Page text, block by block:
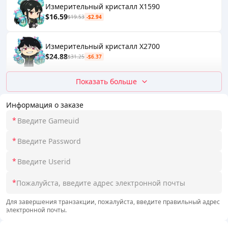
Информация о заказе
*
*
*
*
Для завершения транзакции, пожалуйста, введите правильный адрес
электронной почты.
Измерительный кристалл X1590
$16.59$19.53 -$2.94
Измерительный кристалл X2700
$24.88$31.25 -$6.37
Показать больше